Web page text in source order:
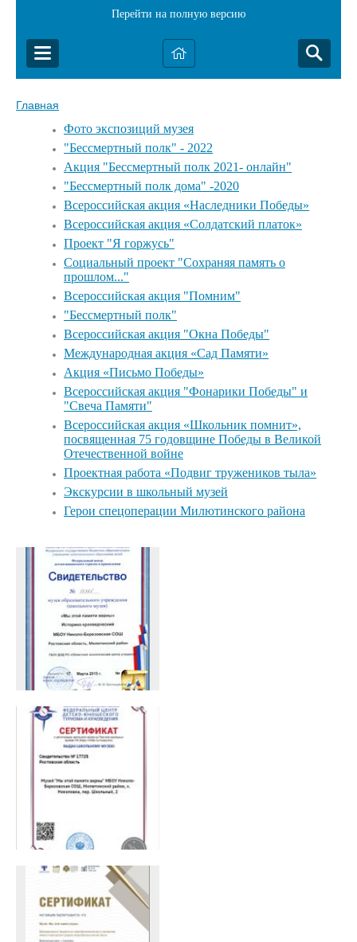
Перейти на полную версию
Главная
Фото экспозиций музея
"Бессмертный полк" - 2022
Акция "Бессмертный полк 2021- онлайн"
"Бессмертный полк дома" -2020
Всероссийская акция «Наследники Победы»
Всероссийская акция «Солдатский платок»
Проект "Я горжусь"
Социальный проект "Сохраняя память о
прошлом..."
Всероссийская акция "Помним"
"Бессмертный полк"
Всероссийская акция "Окна Победы"
Международная акция «Сад Памяти»
Акция «Письмо Победы»
Всероссийская акция "Фонарики Победы" и
"Свеча Памяти"
Всероссийская акция «Школьник помнит»,
посвященная 75 годовщине Победы в Великой
Отечественной войне
Проектная работа «Подвиг тружеников тыла»
Экскурсии в школьный музей
Герои спецоперации Милютинского района